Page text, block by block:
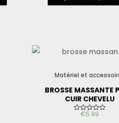
s
Matériel et
BROSSE MASSANTE
CUIR CHEVELU
€5.99